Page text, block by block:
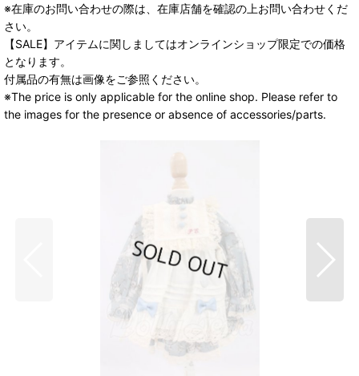
※在庫のお問い合わせの際は、在庫店舗を確認の上お問い合わせくだ
さい。
【SALE】アイテムに関しましてはオンラインショップ限定での価格
となります。
付属品の有無は画像をご参照ください。
※The price is only applicable for the online shop. Please refer to
the images for the presence or absence of accessories/parts.